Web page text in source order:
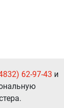
62-97-43 и